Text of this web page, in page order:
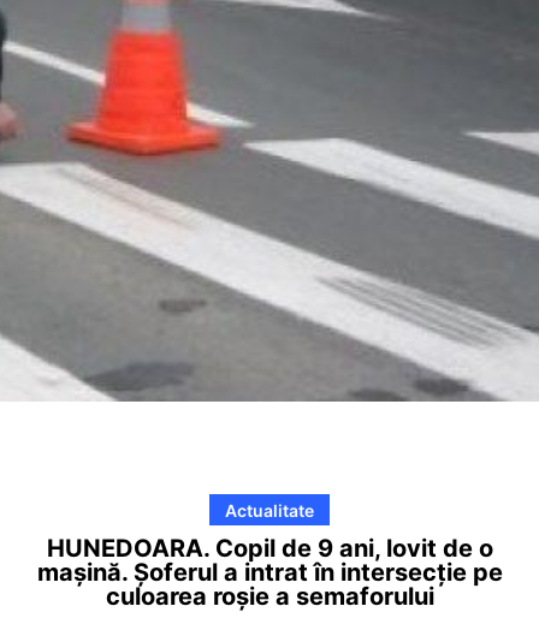
Actualitate
HUNEDOARA. Copil de 9 ani, lovit de o
mașină. Șoferul a intrat în intersecție pe
culoarea roșie a semaforului